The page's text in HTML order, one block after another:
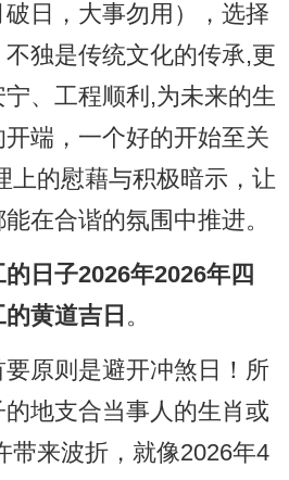
破日，大事勿用），选择
独是传统文化的传承,更
、工程顺利,为未来的生
端，一个好的开始至关
上的慰藉与积极暗示，让
在合谐的氛围中推进。
日子2026年2026年四
黄道吉日 。
原则是避开冲煞日！所
地支合当事人的生肖或
带来波折，就像2026年4